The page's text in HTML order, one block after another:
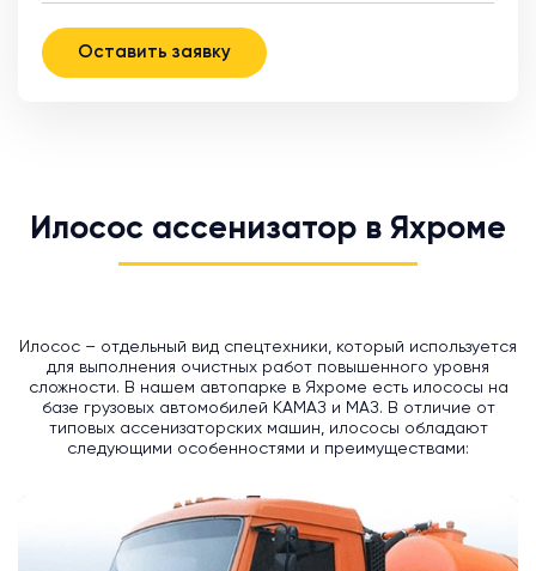
Оставить заявку
Илосос ассенизатор в Яхроме
Илосос – отдельный вид спецтехники, который используется
для выполнения очистных работ повышенного уровня
сложности. В нашем автопарке в Яхроме есть илососы на
базе грузовых автомобилей КАМАЗ и МАЗ. В отличие от
типовых ассенизаторских машин, илососы обладают
следующими особенностями и преимуществами: